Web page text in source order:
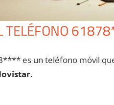
TELÉFONO
es un teléfono móvil
.